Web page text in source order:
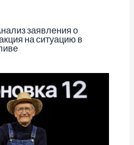
заявления о
на ситуацию в